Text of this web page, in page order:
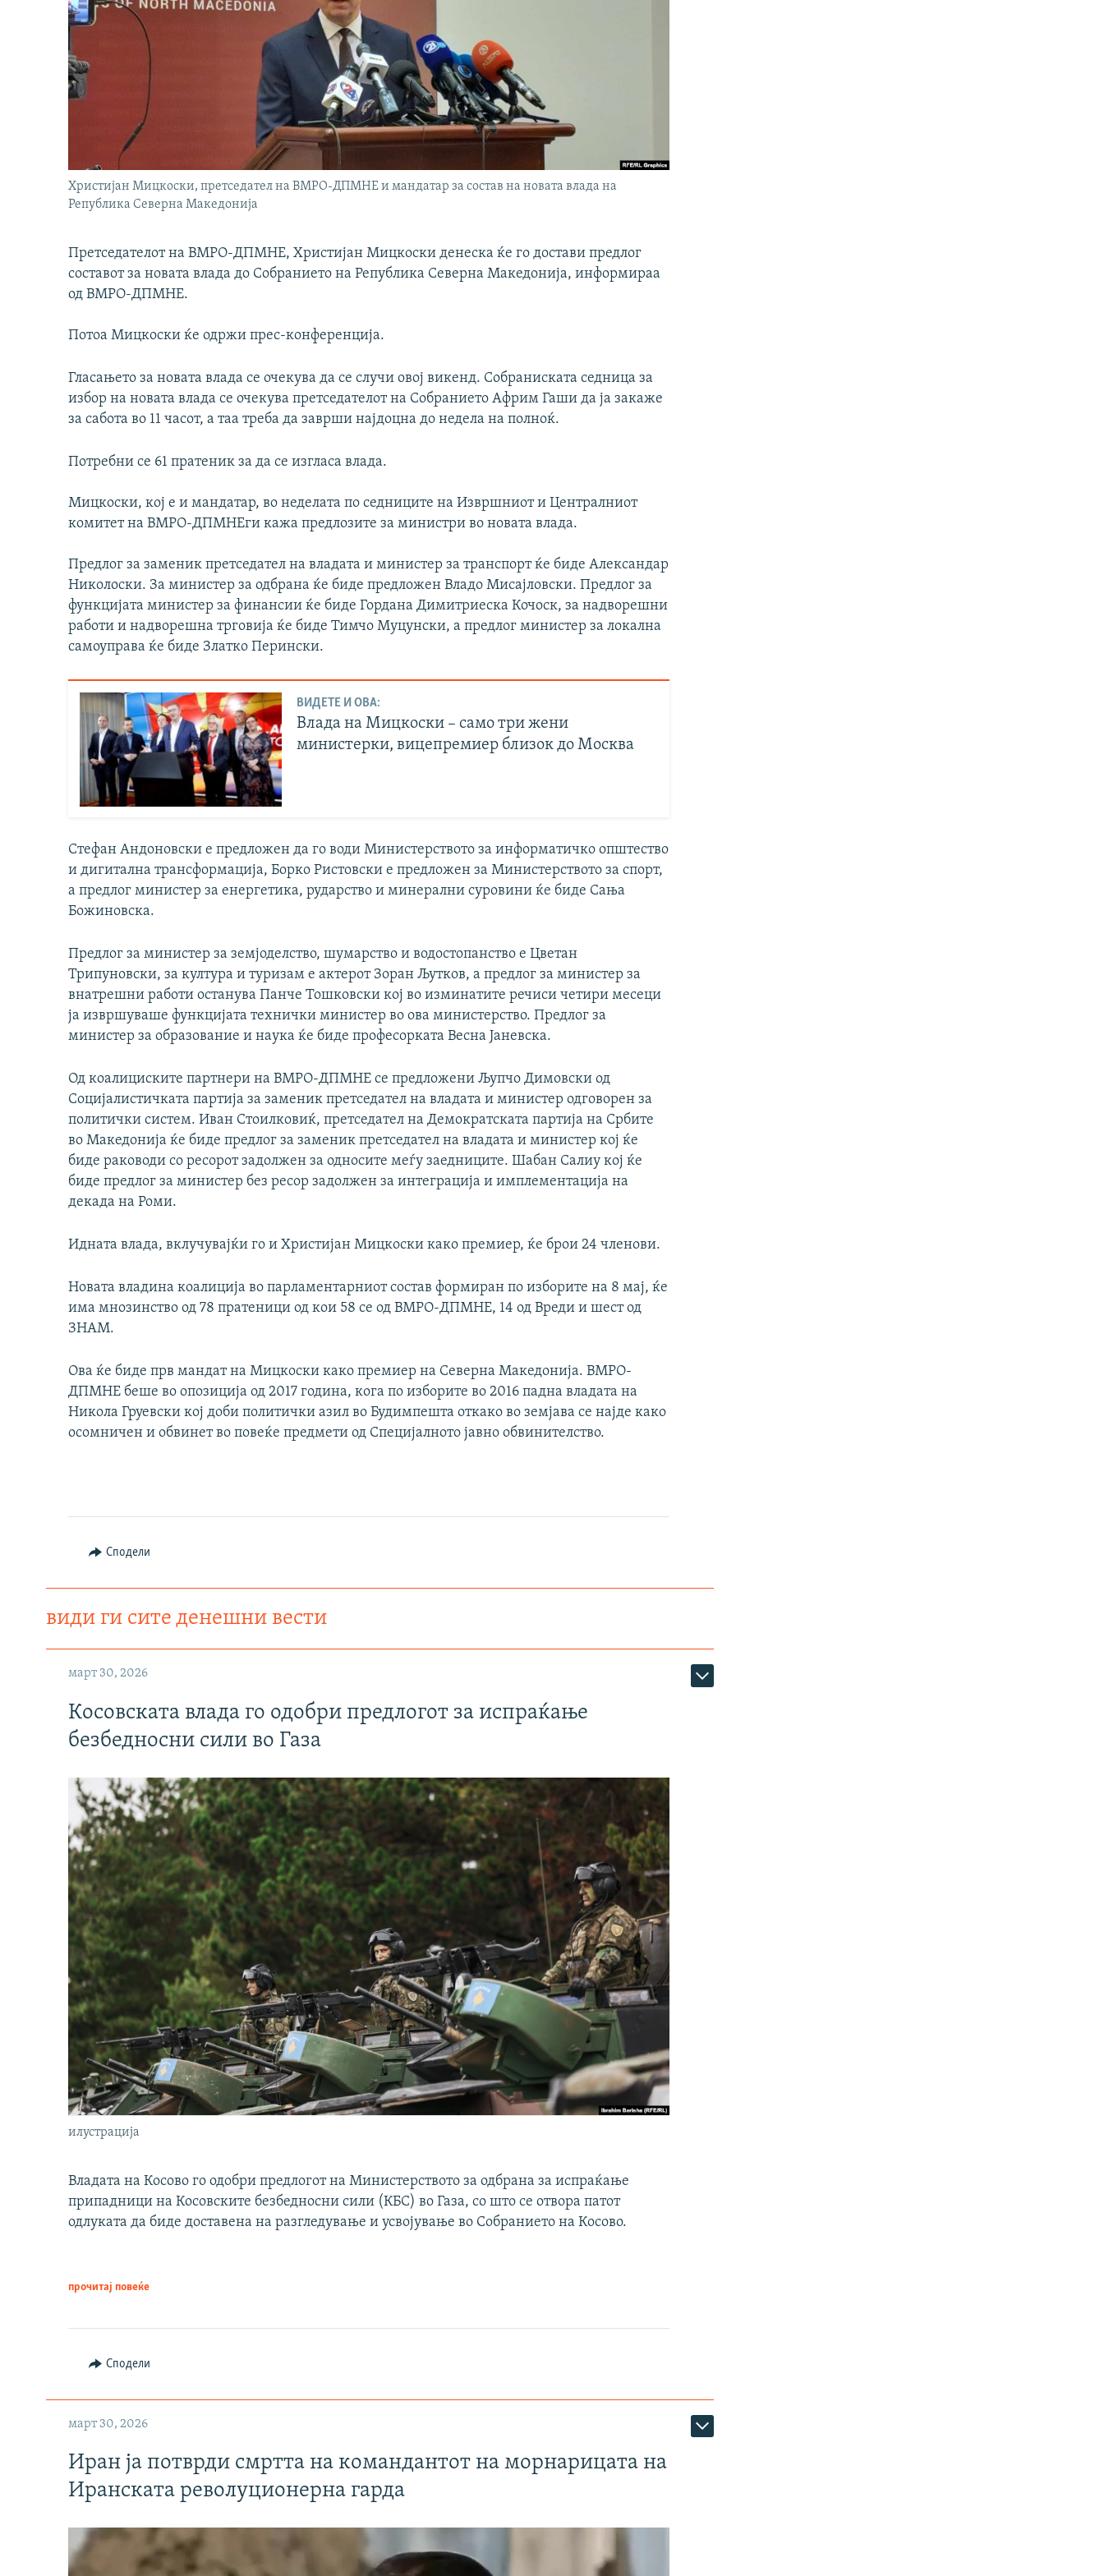
Христијан Мицкоски, претседател на ВМРО-ДПМНЕ и мандатар за состав на новата влада на
Република Северна Македонија
Претседателот на ВМРО-ДПМНЕ, Христијан Мицкоски денеска ќе го достави предлог
составот за новата влада до Собранието на Република Северна Македонија, информираа
од ВМРО-ДПМНЕ.
Потоа Мицкоски ќе одржи прес-конференција.
Гласањето за новата влада се очекува да се случи овој викенд. Собраниската седница за
избор на новата влaда се очекува претседателот на Собранието Африм Гаши да ја закаже
за сабота во 11 часот, а таа треба да заврши најдоцна до недела на полноќ.
Потребни се 61 пратеник за да се изгласа влада.
Мицкоски, кој е и мандатар, во неделата по седниците на Извршниот и Централниот
комитет на ВМРО-ДПМНЕги кажа предлозите за министри во новата влада.
Предлог за заменик претседател на владата и министер за транспорт ќе биде Александар
Николоски. За министер за одбрана ќе биде предложен Владо Мисајловски. Предлог за
функцијата министер за финансии ќе биде Гордана Димитриеска Кочоск, за надворешни
работи и надворешна трговија ќе биде Тимчо Муцунски, а предлог министер за локална
самоуправа ќе биде Златко Перински.
ВИДЕТЕ И ОВА:
Влада на Мицкоски – само три жени
министерки, вицепремиер близок до Москва
Стефан Андоновски е предложен да го води Министерството за информатичко општество
и дигитална трансформација, Борко Ристовски е предложен за Министерството за спорт,
а предлог министер за енергетика, рударство и минерални суровини ќе биде Сања
Божиновска.
Предлог за министер за земјоделство, шумарство и водостопанство е Цветан
Трипуновски, за култура и туризам е актерот Зоран Љутков, а предлог за министер за
внатрешни работи останува Панче Тошковски кој во изминатите речиси четири месеци
ја извршуваше функцијата технички министер во ова министерство. Предлог за
министер за образование и наука ќе биде професорката Весна Јаневска.
Од коалициските партнери на ВМРО-ДПМНЕ се предложени Љупчо Димовски од
Социјалистичката партија за заменик претседател на владата и министер одговорен за
политички систем. Иван Стоилковиќ, претседател на Демократската партија на Србите
во Македонија ќе биде предлог за заменик претседател на владата и министер кој ќе
биде раководи со ресорот задолжен за односите меѓу заедниците. Шабан Салиу кој ќе
биде предлог за министер без ресор задолжен за интеграција и имплементација на
декада на Роми.
Идната влада, вклучувајќи го и Христијан Мицкоски како премиер, ќе брои 24 членови.
Новата владина коалиција во парламентарниот состав формиран по изборите на 8 мај, ќе
има мнозинство од 78 пратеници од кои 58 се од ВМРО-ДПМНЕ, 14 од Вреди и шест од
ЗНАМ.
Ова ќе биде прв мандат на Мицкоски како премиер на Северна Македонија. ВМРО-
ДПМНЕ беше во опозиција од 2017 година, кога по изборите во 2016 падна владата на
Никола Груевски кој доби политички азил во Будимпешта откако во земјава се најде како
осомничен и обвинет во повеќе предмети од Специјалното јавно обвинителство.
Сподели
види ги сите денешни вести
март 30, 2026
Косовската влада го одобри предлогот за испраќање
безбедносни сили во Газа
илустрација
Владата на Косово го одобри предлогот на Министерството за одбрана за испраќање
припадници на Косовските безбедносни сили (КБС) во Газа, со што се отвора патот
одлуката да биде доставена на разгледување и усвојување во Собранието на Косово.
прочитај повеќе
Сподели
март 30, 2026
Иран ја потврди смртта на командантот на морнарицата на
Иранската револуционерна гарда